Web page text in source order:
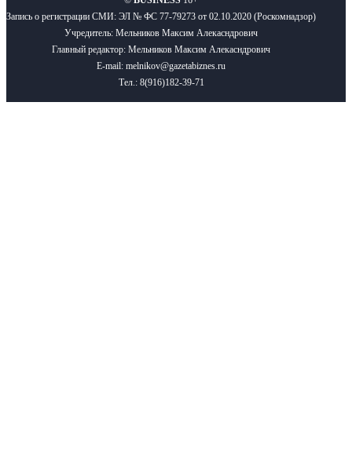
Запись о регистрации СМИ: ЭЛ № ФС 77-79273 от 02.10.2020 (Роскомнадзор)
Учредитель: Мельников Максим Алекасндрович
Главный редактор: Мельников Максим Алекасндрович
E-mail: melnikov@gazetabiznes.ru
Тел.: 8(916)182-39-71